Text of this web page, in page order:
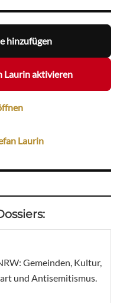
hinzufügen
Laurin aktivieren
Laurin
Gemeinden, Kultur,
und Antisemitismus.